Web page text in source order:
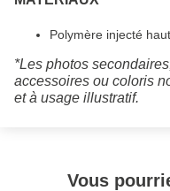
Polymère injecté
*Les photos
accessoires ou coloris
et à usage illustratif.
Vous